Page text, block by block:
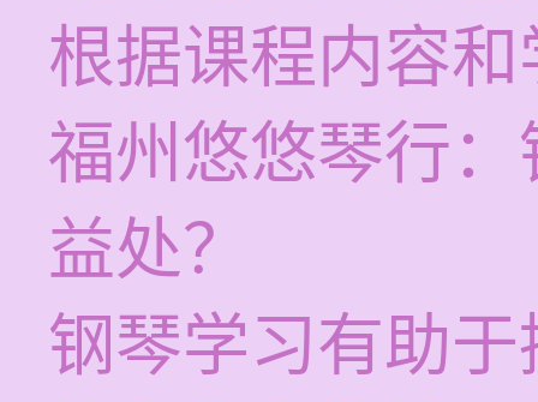
根据课程内容
福州悠悠琴行
益处？
钢琴学习有助